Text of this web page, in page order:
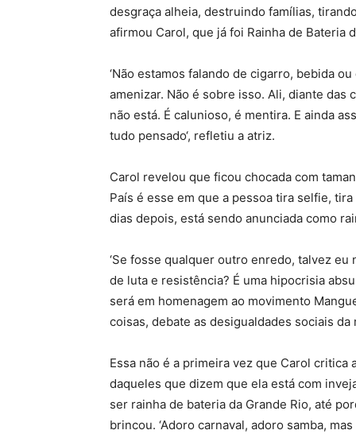
desgraça alheia, destruindo famílias,
afirmou Carol, que já foi Rainha de Bateria
‘Não estamos falando de cigarro, bebida
amenizar. Não é sobre isso. Ali, diante das
não está. É calunioso, é mentira. E ainda
tudo pensado‘, refletiu a atriz.
Carol revelou que ficou chocada com
País é esse em que a pessoa tira selfie,
dias depois, está sendo anunciada como
‘Se fosse qualquer outro enredo, talvez
de luta e resistência? É uma hipocrisia
será em homenagem ao movimento
coisas, debate as desigualdades sociais da
Essa não é a primeira vez que Carol
daqueles que dizem que ela está com
ser rainha de bateria da Grande Rio, até
brincou. ‘Adoro carnaval, adoro samba,